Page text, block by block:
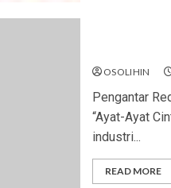
OSOLIHIN
Pengantar
“Ayat-Ayat
industri...
READ MORE